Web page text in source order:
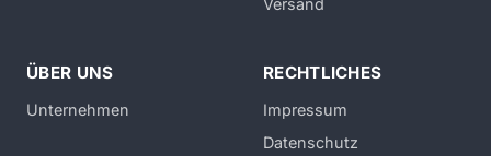
Versand
ÜBER UNS
Unternehmen
RECHTLICHES
Impressum
Datenschutz